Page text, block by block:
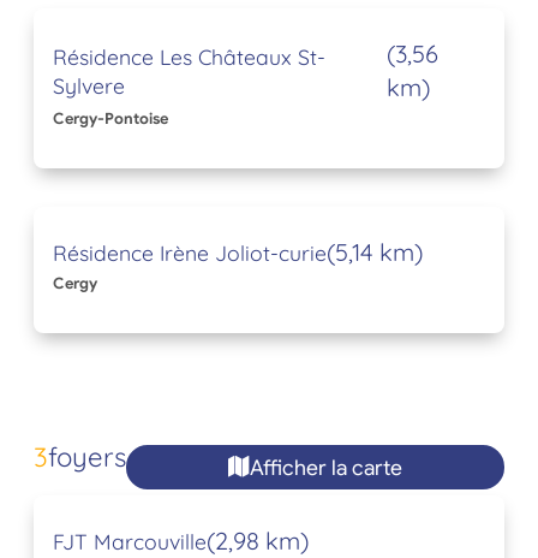
Résidence Les Châteaux St-
Sylvere
(3,56
km)
Cergy-Pontoise
Résidence Irène Joliot-curie(5,14 km)
Cergy
3foyers Afficher la carte
FJT Marcouville(2,98 km)